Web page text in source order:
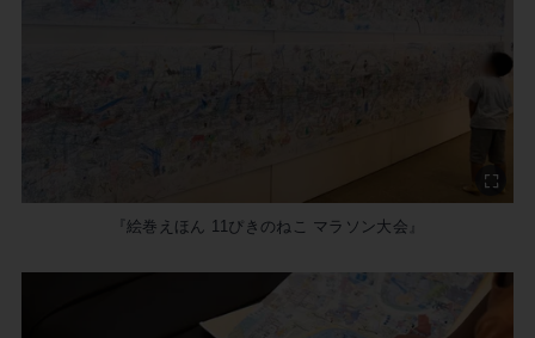
『絵巻えほん 11ぴきのねこ マラソン大会』